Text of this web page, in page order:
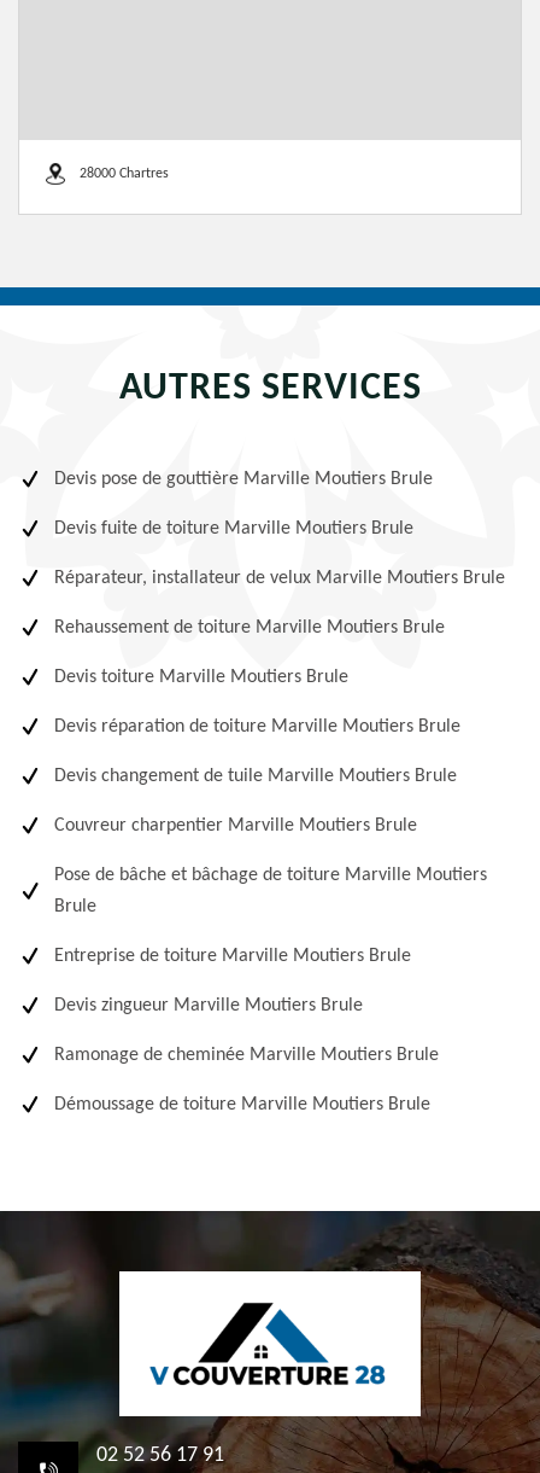
28000 Chartres
AUTRES SERVICES
Devis pose de gouttière Marville Moutiers Brule
Devis fuite de toiture Marville Moutiers Brule
Réparateur, installateur de velux Marville Moutiers Brule
Rehaussement de toiture Marville Moutiers Brule
Devis toiture Marville Moutiers Brule
Devis réparation de toiture Marville Moutiers Brule
Devis changement de tuile Marville Moutiers Brule
Couvreur charpentier Marville Moutiers Brule
Pose de bâche et bâchage de toiture Marville Moutiers
Brule
Entreprise de toiture Marville Moutiers Brule
Devis zingueur Marville Moutiers Brule
Ramonage de cheminée Marville Moutiers Brule
Démoussage de toiture Marville Moutiers Brule
02 52 56 17 91